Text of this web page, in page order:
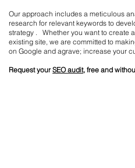
Our approach includes a meticulous
research for relevant keywords to
strategy . Whether you want to create
existing site, we are committed to
on Google and agrave; increase your
Request yourSEO audit, free and